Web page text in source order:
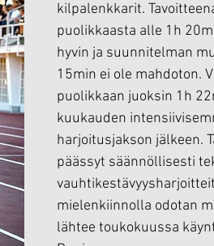
kilpalenkkarit.
puolikkaasta alle 1h
hyvin ja suunnitelman
15min ei ole mahdoton.
puolikkaan juoksin 1h
kuukauden
harjoitusjakson jälkeen.
päässyt säännöllisesti
mielenkiinnolla odotan
lähtee toukokuussa